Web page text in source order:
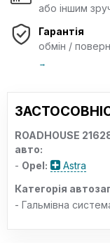
або іншим
Гарантія
обмін /
→
ROADHOUSE
авто:
- Opel:
Astra
Категорія
- Гальмівна